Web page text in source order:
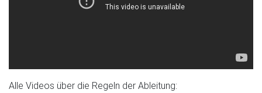
Alle Videos über die Regeln der Ableitung: